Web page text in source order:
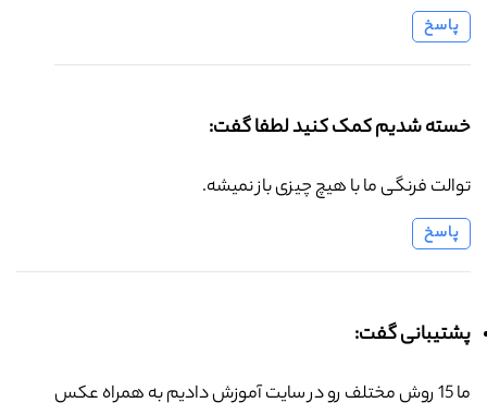
پاسخ
خسته شدیم کمک کنید لطفا گفت:
توالت فرنگی ما با هیچ چیزی باز نمیشه.
پاسخ
پشتیبانی گفت:
ما 15 روش مختلف رو در سایت آموزش دادیم به همراه عکس